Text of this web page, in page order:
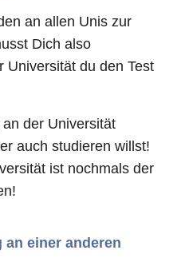
an allen Unis zur
Dich also
Universität du den Test
der Universität
auch studieren willst!
ist nochmals der
an einer anderen